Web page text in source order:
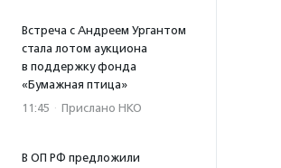
Встреча с Андреем Ургантом
стала лотом аукциона
в поддержку фонда
«Бумажная птица»
11:45 · Прислано НКО
В ОП РФ предложили